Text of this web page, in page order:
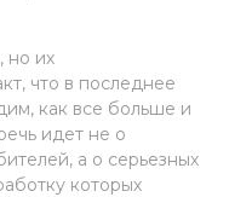
но их
что в последнее
как все больше и
идет не о
а о серьезных
которых